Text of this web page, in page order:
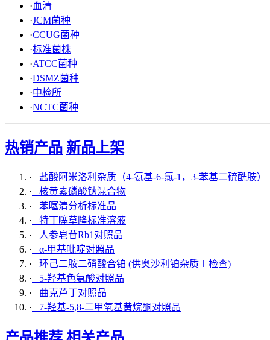
·血清
·JCM菌种
·CCUG菌种
·标准菌株
·ATCC菌种
·DSMZ菌种
·中检所
·NCTC菌种
热销产品 新品上架
· 盐酸阿米洛利杂质（4-氨基-6-氯-1，3-苯基二硫酰胺）
· 核黄素磷酸钠混合物
· 苯噻清分析标准品
· 特丁噻草隆标准溶液
· 人参皂苷Rb1对照品
· α-甲基吡啶对照品
· 环己二胺二硝酸合铂 (供奥沙利铂杂质Ⅰ检查)
· 5-羟基色氨酸对照品
· 曲克芦丁对照品
· 7-羟基-5,8-二甲氧基黄烷酮对照品